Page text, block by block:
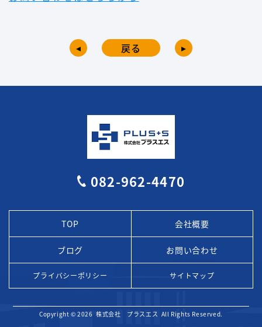
戻る
082-962-4470
TOP 会社概要
ブログ お問い合わせ
プライバシーポリシー サイトマップ
Copyright © 2026 株式会社 プラスエス All Rights Reserved.